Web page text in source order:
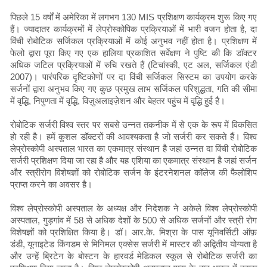
पिछले 15 वर्षों में अमेरिका में लगभग 130 MIS प्रशिक्षण कार्यक्रम शुरू किए गए
हैं। ज्यादातर कार्यक्रमों में लेप्रोस्कोपिक प्रक्रियाओं में भारी वजन होता है, दा
विंची रोबोटिक सर्जिकल प्रक्रियाओं में कोई अनुभव नहीं होता है। प्रशिक्षण में
फेलो द्वारा पूरा किए गए एक हालिया प्रकाशित सर्वेक्षण ने पुष्टि की कि डॉक्टर
अधिक जटिल प्रक्रियाओं में रुचि रखते हैं (टिचांस्की, एट अल, सर्जिकल एंडी
2007)। पारंपरिक दृष्टिकोणों पर दा विंची सर्जिकल सिस्टम का उपयोग करके
सर्जनों द्वारा अनुभव किए गए कुछ प्रमुख लाभ सर्जिकल परिशुद्धता, गति की सीमा
में वृद्धि, निपुणता में वृद्धि, विज़ुअलाइज़ेशन और बेहतर पहुंच में वृद्धि हुई है।
रोबोटिक सर्जरी विश्व स्तर पर सबसे उन्नत तकनीक में से एक के रूप में विकसित
हो रही है। हमें कुशल डॉक्टरों की आवश्यकता है जो सर्जरी कर सकते हैं। विश्व
लेप्रोस्कोपी अस्पताल भारत का एकमात्र संस्थान है जहां उन्नत दा विंची रोबोटिक
सर्जरी प्रशिक्षण दिया जा रहा है और यह एशिया का एकमात्र संस्थान है जहां सर्जन
और स्त्रीरोग विशेषज्ञों को रोबोटिक सर्जन के इंटरनेशनल कॉलेज की फैलोशिप
प्राप्त करने का अवसर है।
विश्व लेप्रोस्कोपी अस्पताल के अध्यक्ष और निदेशक ने अकेले विश्व लेप्रोस्कोपी
अस्पताल, गुड़गांव में 58 से अधिक देशों के 500 से अधिक सर्जनों और स्त्री रोग
विशेषज्ञों को प्रशिक्षित किया है। डॉ। आर.के. मिश्रा के पास यूनिवर्सिटी ऑफ़
डंडी, यूनाइटेड किंगडम से मिनिमल एक्सेस सर्जरी में मास्टर की अद्वितीय योग्यता है
और उन्हें ब्रिटेन के बोस्टन के हारवर्ड मेडिकल स्कूल से रोबोटिक सर्जरी का